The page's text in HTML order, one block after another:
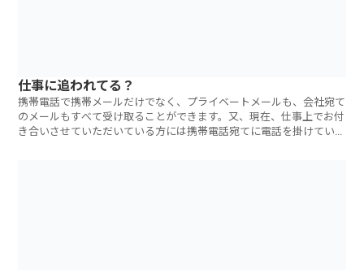
仕事に追われてる？
携帯電話で携帯メールだけでなく、プライベートメールも、会社宛て
のメールもすべて受け取ることができます。又、現在、仕事上でお付
き合いさせていただいている方には携帯電話宛てに電話を掛けていた